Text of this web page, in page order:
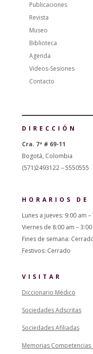
Publicaciones
Revista
Museo
Biblioteca
Agenda
Videos-Sesiones
Contacto
DIRECCIÓN
Cra. 7ª # 69-11
Bogotá, Colombia
(571)2493122 – 5550555
HORARIOS DE
Lunes a jueves: 9:00 am
Viernes de 8:00 am –
Fines de semana:
Festivos: Cerrado
VISITAR
Diccionario Médico
Sociedades Adscritas
Sociedades Afiliadas
Memorias